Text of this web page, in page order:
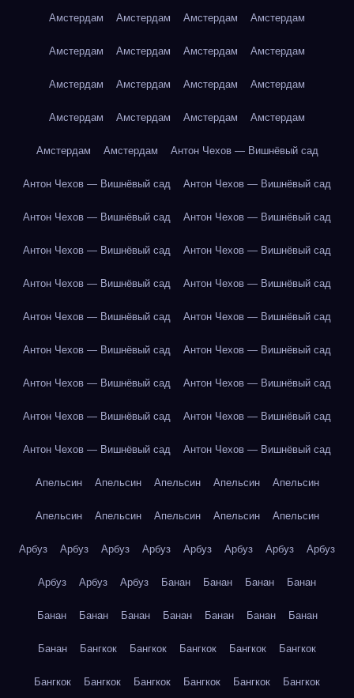
Амстердам Амстердам Амстердам Амстердам
Амстердам Амстердам Амстердам Амстердам
Амстердам Амстердам Амстердам Амстердам
Амстердам Амстердам Амстердам Амстердам
Амстердам Амстердам Антон Чехов — Вишнёвый сад
Антон Чехов — Вишнёвый сад Антон Чехов — Вишнёвый сад
Антон Чехов — Вишнёвый сад Антон Чехов — Вишнёвый сад
Антон Чехов — Вишнёвый сад Антон Чехов — Вишнёвый сад
Антон Чехов — Вишнёвый сад Антон Чехов — Вишнёвый сад
Антон Чехов — Вишнёвый сад Антон Чехов — Вишнёвый сад
Антон Чехов — Вишнёвый сад Антон Чехов — Вишнёвый сад
Антон Чехов — Вишнёвый сад Антон Чехов — Вишнёвый сад
Антон Чехов — Вишнёвый сад Антон Чехов — Вишнёвый сад
Антон Чехов — Вишнёвый сад Антон Чехов — Вишнёвый сад
Апельсин Апельсин Апельсин Апельсин Апельсин
Апельсин Апельсин Апельсин Апельсин Апельсин
Арбуз Арбуз Арбуз Арбуз Арбуз Арбуз Арбуз Арбуз
Арбуз Арбуз Арбуз Банан Банан Банан Банан
Банан Банан Банан Банан Банан Банан Банан
Банан Бангкок Бангкок Бангкок Бангкок Бангкок
Бангкок Бангкок Бангкок Бангкок Бангкок Бангкок